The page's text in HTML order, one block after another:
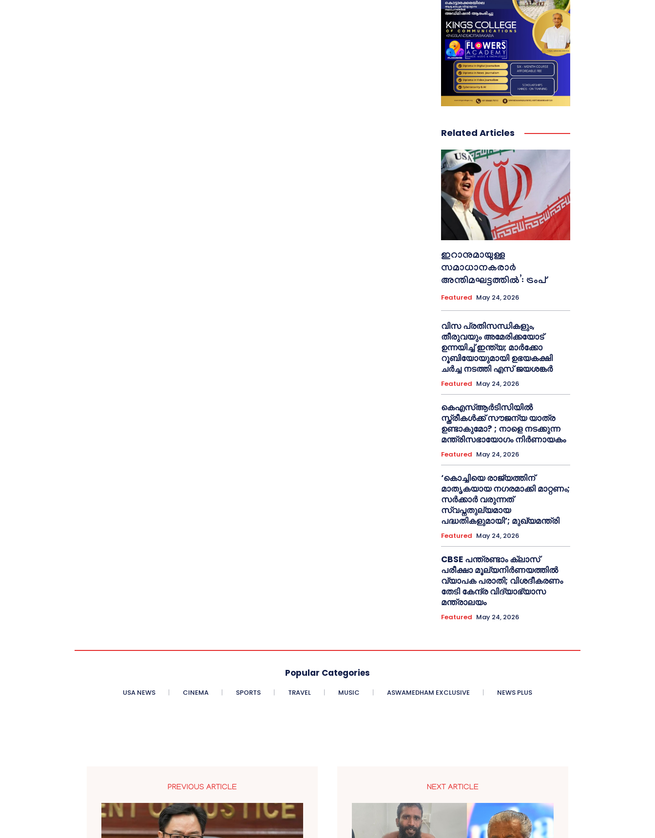
Related Articles
ഇറാനുമായുള്ള
സമാധാനകരാർ
അന്തിമഘട്ടത്തിൽ‌’: ട്രംപ്
Featured May 24, 2026
വിസ പ്രതിസന്ധികളും,
തീരുവയും അമേരിക്കയോട്
ഉന്നയിച്ച് ഇന്ത്യ; മാർക്കോ
റൂബിയോയുമായി ഉഭയകക്ഷി
ചർച്ച നടത്തി എസ് ജയശങ്കർ
Featured May 24, 2026
കെഎസ്ആർടിസിയിൽ
സ്ത്രീകൾക്ക് സൗജന്യ യാത്ര
ഉണ്ടാകുമോ? ; നാളെ നടക്കുന്ന
മന്ത്രിസഭായോഗം നിർണായകം
Featured May 24, 2026
‘കൊച്ചിയെ രാജ്യത്തിന്
മാതൃകയായ നഗരമാക്കി മാറ്റണം;
സർക്കാർ വരുന്നത്
സ്വപ്നതുല്യമായ
പദ്ധതികളുമായി’; മുഖ്യമന്ത്രി
Featured May 24, 2026
CBSE പന്ത്രണ്ടാം ക്ലാസ്
പരീക്ഷാ മൂല്യനിർണയത്തിൽ
വ്യാപക പരാതി; വിശദീകരണം
തേടി കേന്ദ്ര വിദ്യാഭ്യാസ
മന്ത്രാലയം
Featured May 24, 2026
Popular Categories
USA NEWS CINEMA SPORTS TRAVEL MUSIC ASWAMEDHAM EXCLUSIVE NEWS PLUS
PREVIOUS ARTICLE NEXT ARTICLE